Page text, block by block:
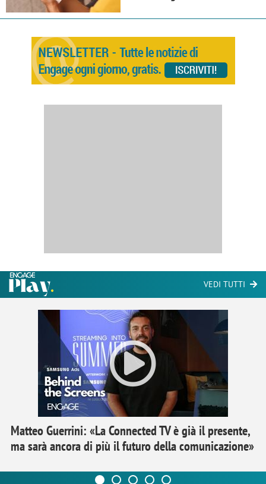
VEDI TUTTI
Matteo Guerrini: «La Connected TV è già il presente,
ma sarà ancora di più il futuro della comunicazione»